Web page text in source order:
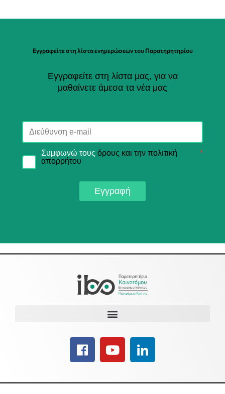
Εγγραφείτε στη λίστα ενημερώσεων του Παρατηρητηρίου
Εγγραφείτε στη λίστα μας, για να
μαθαίνετε άμεσα τα νέα μας
Συμφωνώ τους όρους και την πολιτική
απορρήτου
*
Εγγραφή